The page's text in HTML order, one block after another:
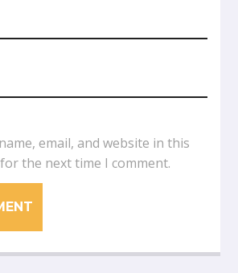
email, and website in this
the next time I comment.